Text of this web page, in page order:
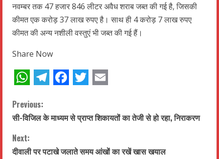
नवम्बर तक 47 हजार 846 लीटर अवैध शराब जब्त की गई है, जिसकी
कीमत एक करोड़ 37 लाख रुपए है। साथ ही 4 करोड़ 7 लाख रुपए
कीमत की अन्य नशीली वस्तुएं भी जब्त की गई हैं।
Share Now
WhatsApp
Telegram
Facebook
Twitter
Email
C
o
n
Previous:
सी-विजिल के माध्यम से प्राप्त शिकायतों का तेजी से हो रहा, निराकरण
Next:
दीवाली पर पटाखे जलाते समय आंखों का रखें खास खयाल